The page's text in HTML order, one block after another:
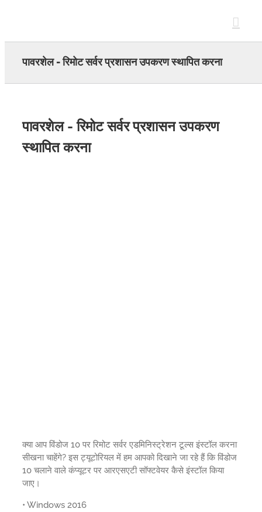
पावरशेल - रिमोट सर्वर प्रशासन उपकरण स्थापित करना
पावरशेल - रिमोट सर्वर प्रशासन उपकरण
स्थापित करना
क्या आप विंडोज 10 पर रिमोट सर्वर एडमिनिस्ट्रेशन टूल्स इंस्टॉल करना
सीखना चाहेंगे? इस ट्यूटोरियल में हम आपको दिखाने जा रहे हैं कि विंडोज
10 चलाने वाले कंप्यूटर पर आरएसएटी सॉफ्टवेयर कैसे इंस्टॉल किया
जाए।
• Windows 2016